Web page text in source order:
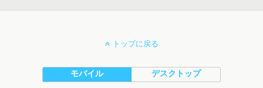
トップに戻る
モバイル デスクトップ